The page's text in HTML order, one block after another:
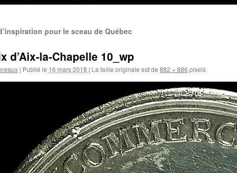
pour le sceau de Québec
d’Aix-la-Chapelle 10_wp
| Publié le 16 mars 2018 | La taille originale est de 882 × 886 pixels